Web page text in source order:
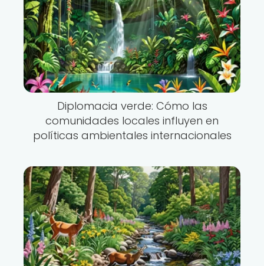
Diplomacia verde: Cómo las
comunidades locales influyen en
políticas ambientales internacionales